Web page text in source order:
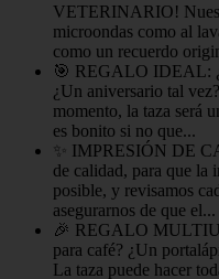
VETERINARIO!
microondas como al
como un recuerdo
🎯 REGALO IDEAL:
¿Un aniversario tal
momento, la taza será
es bonito si no que...
✨ IMPRESIÓN DE
de calidad, para que la
posible, y revisamos
asegurarnos de que el...
🎉 REGALO
para café? ¿Un
La taza puede hacer